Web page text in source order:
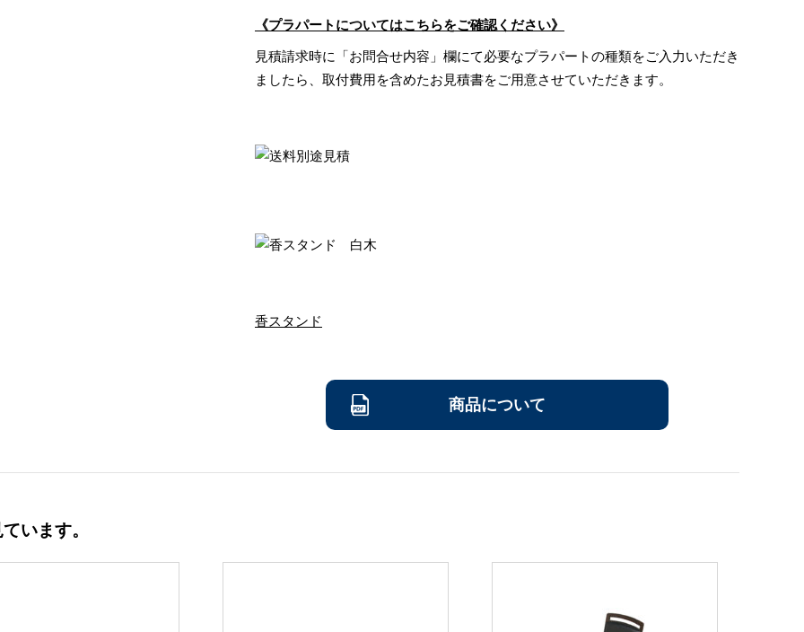
《プラパートについてはこちらをご確認ください》
見積請求時に「お問合せ内容」欄にて必要なプラパートの種類をご入力いただき
ましたら、取付費用を含めたお見積書をご用意させていただきます。
香スタンド
商品について
います。